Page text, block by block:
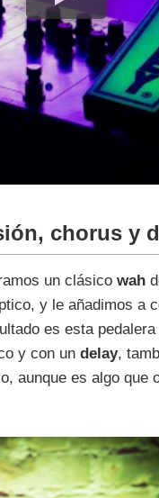
chorus y
un clásico wah
y le añadimos a
es esta
y con un delay,
aunque es algo